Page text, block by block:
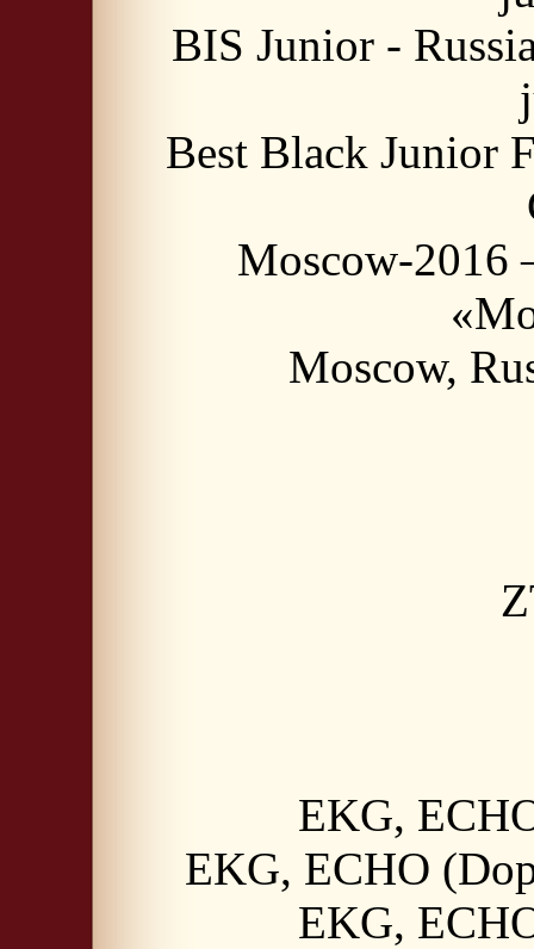
BIS Junior -
Best Black Junior
Moscow-2016
Moscow,
EKG,
EKG, ECHO
EKG,